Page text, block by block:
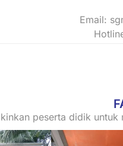
Email:
peserta didik